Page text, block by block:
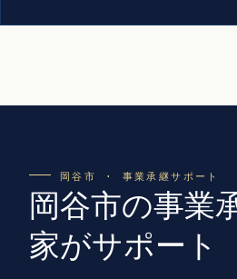
岡谷市 · 事業承継サポート
岡谷市の事業
家がサポート